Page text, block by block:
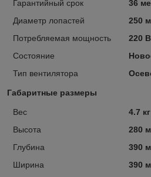
Гарантийный срок
36
Диаметр лопастей
250
Потребляемая мощность
220
Состояние
Тип вентилятора
Габаритные размеры
Вес
4.7 кг
Высота
280
Глубина
390
Ширина
390